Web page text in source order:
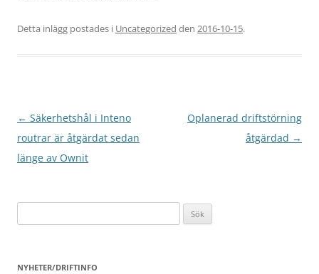
Detta inlägg postades i Uncategorized den 2016-10-15.
Inläggsnavigering
← Säkerhetshål i Inteno
routrar är åtgärdat sedan
länge av Ownit
Oplanerad driftstörning
åtgärdad →
efter:
NYHETER/DRIFTINFO